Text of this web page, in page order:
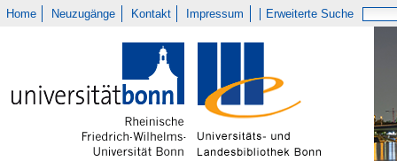
Home Neuzugänge Kontakt Impressum Erweiterte Suche